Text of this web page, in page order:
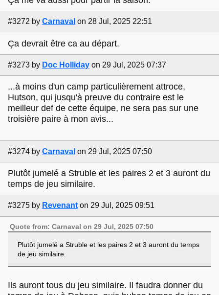
#3272 by Carnaval on 28 Jul, 2025 22:51
Ça devrait être ca au départ.
#3273 by Doc Holliday on 29 Jul, 2025 07:37
...à moins d'un camp particulièrement attroce,
Hutson, qui jusqu'à preuve du contraire est le
meilleur def de cette équipe, ne sera pas sur une
troisière paire à mon avis...
#3274 by Carnaval on 29 Jul, 2025 07:50
Plutôt jumelé a Struble et les paires 2 et 3 auront du
temps de jeu similaire.
#3275 by Revenant on 29 Jul, 2025 09:51
Quote from: Carnaval on 29 Jul, 2025 07:50
Plutôt jumelé a Struble et les paires 2 et 3 auront du temps
de jeu similaire.
Ils auront tous du jeu similaire. Il faudra donner du